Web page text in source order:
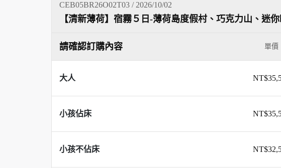
CEB05BR26O02T03 / 2026/10/02
【清新薄荷】宿霧５日-薄荷島度假村、巧克力山、迷
請確認訂購內容 單價
大人
小孩佔床
小孩不佔床